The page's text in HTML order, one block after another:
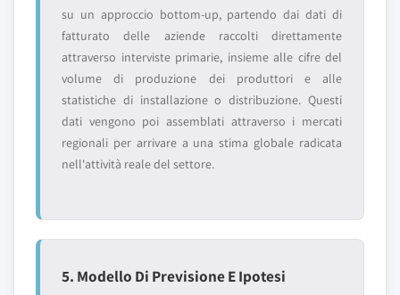
su un approccio bottom-up, partendo dai dati di
fatturato delle aziende raccolti direttamente
attraverso interviste primarie, insieme alle cifre del
volume di produzione dei produttori e alle
statistiche di installazione o distribuzione. Questi
dati vengono poi assemblati attraverso i mercati
regionali per arrivare a una stima globale radicata
nell'attività reale del settore.
5. Modello Di Previsione E Ipotesi